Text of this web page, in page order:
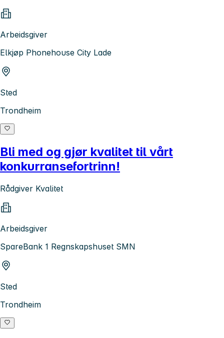
Arbeidsgiver
Elkjøp Phonehouse City Lade
Sted
Trondheim
Bli med og gjør kvalitet til vårt
konkurransefortrinn!
Rådgiver Kvalitet
Arbeidsgiver
SpareBank 1 Regnskapshuset SMN
Sted
Trondheim